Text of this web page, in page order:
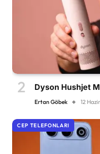
Dyson Hushjet
Ertan Göbek 12
CEP TELEFONLARI